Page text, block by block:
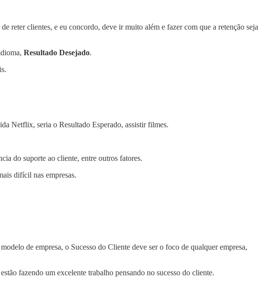
reter clientes, e eu concordo, deve ir muito além e fazer com que a retenção seja
Resultado Desejado.
Netflix, seria o Resultado Esperado, assistir filmes.
do suporte ao cliente, entre outros fatores.
difícil nas empresas.
de empresa, o Sucesso do Cliente deve ser o foco de qualquer empresa,
fazendo um excelente trabalho pensando no sucesso do cliente.